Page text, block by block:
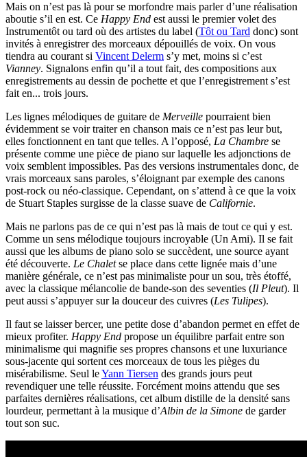
Mais on n’est pas là pour se morfondre mais parler d’une réalisation
aboutie s’il en est. Ce Happy End est aussi le premier volet des
Instrumentôt ou tard où des artistes du label (Tôt ou Tard donc) sont
invités à enregistrer des morceaux dépouillés de voix. On vous
tiendra au courant si Vincent Delerm s’y met, moins si c’est
Vianney. Signalons enfin qu’il a tout fait, des compositions aux
enregistrements au dessin de pochette et que l’enregistrement s’est
fait en... trois jours.
Les lignes mélodiques de guitare de Merveille pourraient bien
évidemment se voir traiter en chanson mais ce n’est pas leur but,
elles fonctionnent en tant que telles. A l’opposé, La Chambre se
présente comme une pièce de piano sur laquelle les adjonctions de
voix semblent impossibles. Pas des versions instrumentales donc, de
vrais morceaux sans paroles, s’éloignant par exemple des canons
post-rock ou néo-classique. Cependant, on s’attend à ce que la voix
de Stuart Staples surgisse de la classe suave de Californie.
Mais ne parlons pas de ce qui n’est pas là mais de tout ce qui y est.
Comme un sens mélodique toujours incroyable (Un Ami). Il se fait
aussi que les albums de piano solo se succèdent, une source ayant
été découverte. Le Chaletse place dans cette lignée mais d’une
manière générale, ce n’est pas minimaliste pour un sou, très étoffé,
avec la classique mélancolie de bande-son des seventies (Il Pleut). Il
peut aussi s’appuyer sur la douceur des cuivres (Les Tulipes).
Il faut se laisser bercer, une petite dose d’abandon permet en effet de
mieux profiter. Happy End propose un équilibre parfait entre son
minimalisme qui magnifie ses propres chansons et une luxuriance
sous-jacente qui sortent ces morceaux de tous les pièges du
misérabilisme. Seul leYann Tiersen des grands jours peut
revendiquer une telle réussite. Forcément moins attendu que ses
parfaites dernières réalisations, cet album distille de la densité sans
lourdeur, permettant à la musique d’Albin de la Simone de garder
tout son suc.